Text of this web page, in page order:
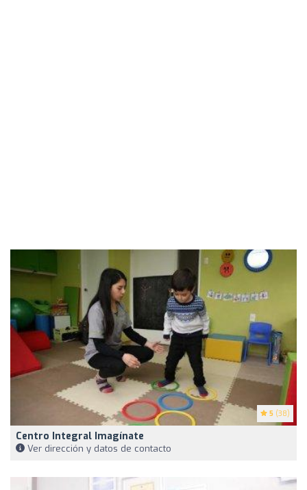
5 (38)
Centro Integral Imagínate
Ver dirección y datos de contacto